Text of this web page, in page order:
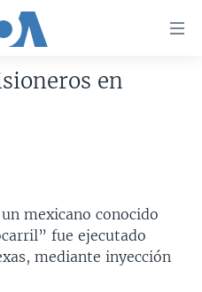
en
mexicano conocido
fue ejecutado
mediante inyección